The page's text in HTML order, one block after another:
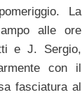
La
alle ore
e J. Sergio,
con il
fasciatura al